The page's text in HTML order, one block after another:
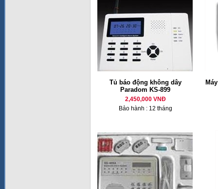
Tủ báo động không dây
Paradom KS-899
2,450,000 VNĐ
Bảo hành : 12 tháng